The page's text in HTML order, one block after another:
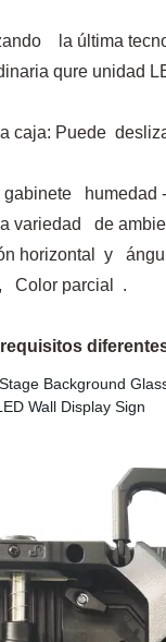
la última
qure unidad
caja: Puede
gabinete
humedad
variedad
de
horizontal y
Color parcial .